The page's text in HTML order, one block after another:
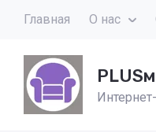
Главная О нас